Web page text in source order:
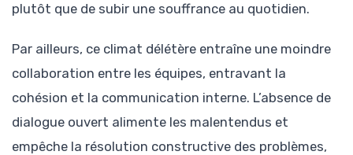
plutôt que de subir une souffrance au quotidien.
Par ailleurs, ce climat délétère entraîne une moindre
collaboration entre les équipes, entravant la
cohésion et la communication interne. L’absence de
dialogue ouvert alimente les malentendus et
empêche la résolution constructive des problèmes,